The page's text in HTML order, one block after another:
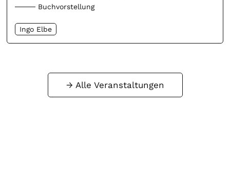
Buchvorstellung
Ingo Elbe
Alle Veranstaltungen